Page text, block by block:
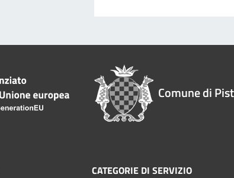
Comune di
CATEGORIE DI SERVIZIO